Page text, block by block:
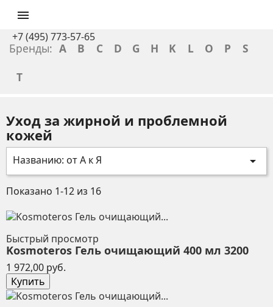

+7 (495) 773-57-65
Бренды: A B C D G H K L O P
S
T
Уход за жирной и проблемной
кожей
Названию: от А к Я 
Показано 1-12 из 16
Быстрый просмотр
Kosmoteros Гель очищающий 400 мл 3200
1 972,00 руб.
Купить